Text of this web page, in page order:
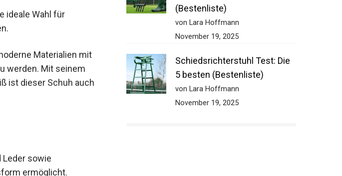
ideale Wahl für
Materialien
zu werden. Mit
Weiß ist dieser
Leder sowie
ermöglicht.
(Bestenliste)
von Lara Hoffmann
November 19, 2025
Schiedsrichterstuhl Test: Die
5 besten (Bestenliste)
von Lara Hoffmann
November 19, 2025